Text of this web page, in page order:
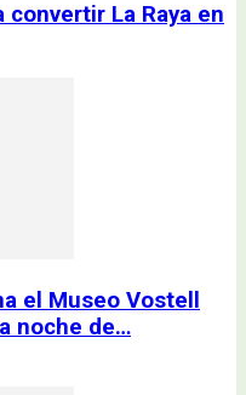
La Raya en
el Museo Vostell
noche de…